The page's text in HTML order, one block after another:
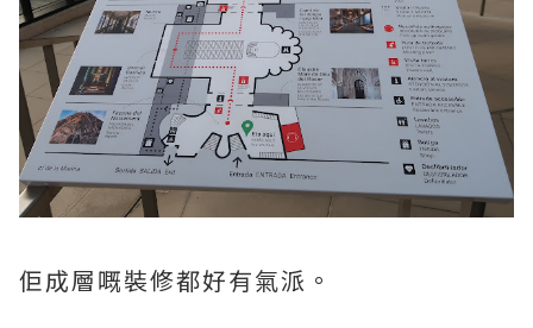
佢成層嘅裝修都好有氣派。